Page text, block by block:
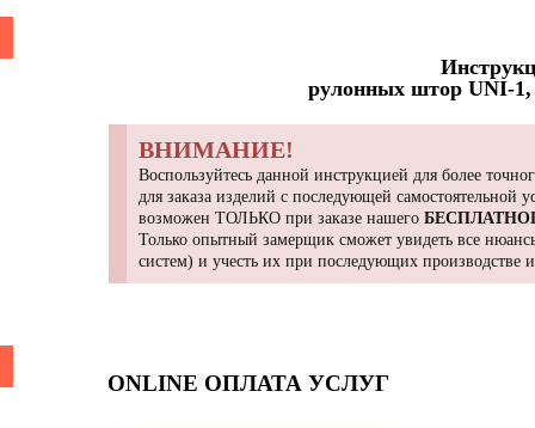
рулонных штор UNI-
ВНИМАНИЕ!
Воспользуйтесь данной инструкцией для более
для заказа изделий с последующей
возможен ТОЛЬКО при заказе нашего
Только опытный замерщик сможет увидеть все
систем) и учесть их при последующих производстве
ONLINE ОПЛАТА УСЛУГ